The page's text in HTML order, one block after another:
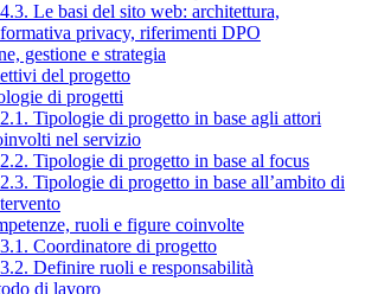
Le basi del sito web: architettura,
privacy, riferimenti DPO
gestione e strategia
del progetto
di progetti
Tipologie di progetto in base agli attori
nel servizio
Tipologie di progetto in base al focus
Tipologie di progetto in base all’ambito di
ruoli e figure coinvolte
Coordinatore di progetto
Definire ruoli e responsabilità
di lavoro